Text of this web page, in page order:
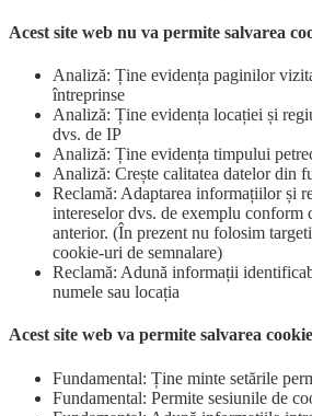
Acest site web nu va permite salvarea
Analiză: Ține evidența paginilor
întreprinse
Analiză: Ține evidența locației și
dvs. de IP
Analiză: Ține evidența timpului
Analiză: Crește calitatea datelor din
Reclamă: Adaptarea informațiilor și
intereselor dvs. de exemplu
anterior. (În prezent nu folosim
cookie-uri de semnalare)
Reclamă: Adună informații
numele sau locația
Acest site web va permite salvarea
Fundamental: Ține minte setările
Fundamental: Permite sesiunile de